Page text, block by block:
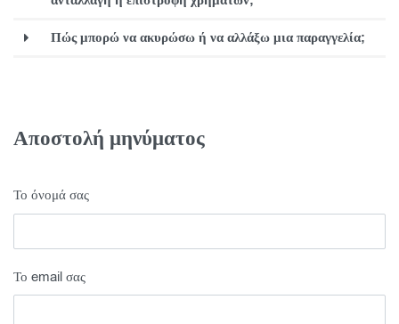
Πώς μπορώ να ακυρώσω ή να αλλάξω μια παραγγελία;
Αποστολή μηνύματος
Το όνομά σας
Το email σας